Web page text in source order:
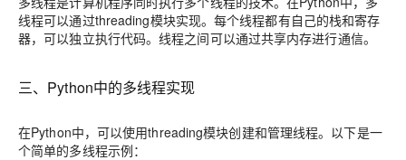
线程可以通过threading模块实现。每个线程都有自己的栈和寄存
器，可以独立执行代码。线程之间可以通过共享内存进行通信。
三、Python中的多线程实现
在Python中，可以使用threading模块创建和管理线程。以下是一
个简单的多线程示例：